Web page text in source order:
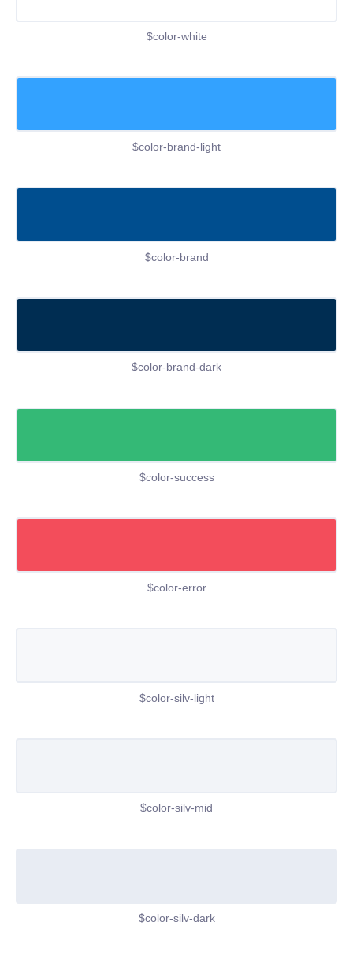
$color-white
$color-brand-light
$color-brand
$color-brand-dark
$color-success
$color-error
$color-silv-light
$color-silv-mid
$color-silv-dark